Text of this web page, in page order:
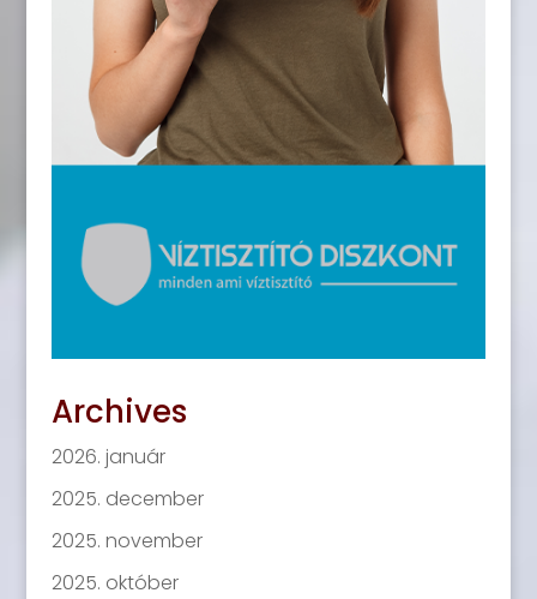
Archives
2026. január
2025. december
2025. november
2025. október